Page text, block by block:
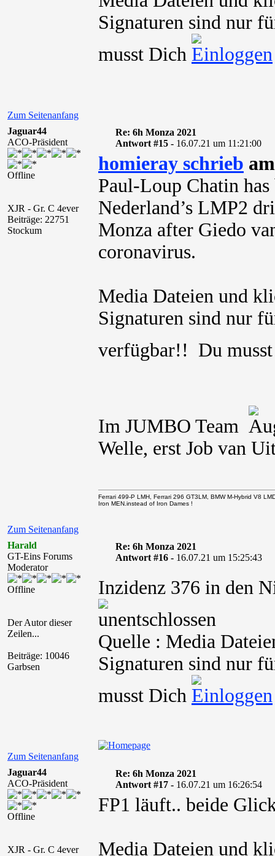
Signaturen sind nur
musst Dich
Zum Seitenanfang
Jaguar44
ACO-Präsident
Offline
XJR - Gr. C 4ever
Beiträge: 22751
Stockum
Re: 6h Monza 2021
Antwort #15 - 16.07.21 um 11:21:00
homieray schrieb
Paul-Loup Chatin
Nederland’s LMP2
Monza after Giedo
coronavirus.
Media Dateien und
Signaturen sind nur
verfügbar!! Du
Im JUMBO Team
Welle, erst Job van
Zum Seitenanfang
Ferrari 499-P LMH, Ferrari 296 GT3LM, BMW M-Hybrid V8
Iron MEN.instead of Iron Dames !
Harald
GT-Eins Forums
Moderator
Offline
Der Autor dieser
Zeilen...
Beiträge: 10046
Garbsen
Re: 6h Monza 2021
Antwort #16 - 16.07.21 um 15:25:43
Inzidenz 376 in den
Quelle : Media
Signaturen sind nur
musst Dich
Zum Seitenanfang
Jaguar44
ACO-Präsident
Offline
XJR - Gr. C 4ever
Re: 6h Monza 2021
Antwort #17 - 16.07.21 um 16:26:54
FP1 läuft.. beide
Media Dateien und